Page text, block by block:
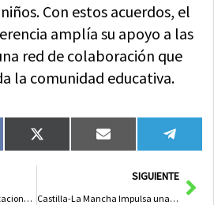
Con estos acuerdos, el
amplía su apoyo a las
red de colaboración que
la comunidad educativa.
Compartir
en
X
(Twitter)
Compartir
en
Email
en
CCOO Advierte con Movilizaciones si la Patronal No Desbloquea la Negociación Colectiva
SIGUIENTE
Castilla-La Mancha Impulsa una Universidad Equitativa y Accesible para Todos